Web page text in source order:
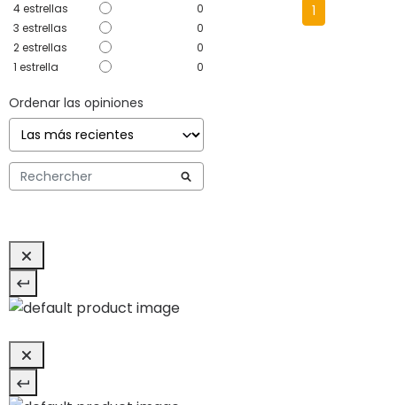
4estrellas
0
3 estrellas
0
2estrellas
0
1 estrella 0
Ordenar las opiniones
1